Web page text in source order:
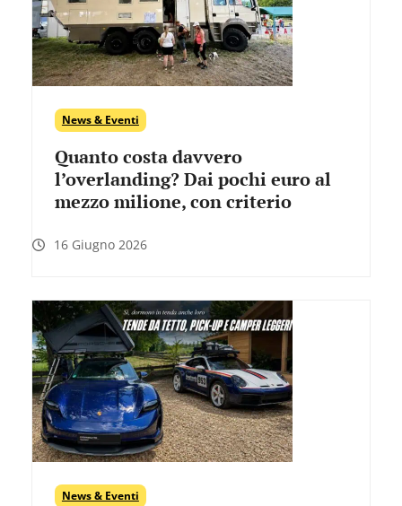
News & Eventi
Quanto costa davvero
l’overlanding? Dai pochi euro al
mezzo milione, con criterio
16 Giugno 2026
News & Eventi